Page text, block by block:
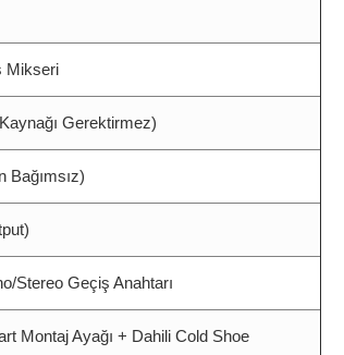
Mikseri
Gerektirmez)
Stereo Geçiş Anahtarı
Montaj Ayağı + Dahili Cold Shoe